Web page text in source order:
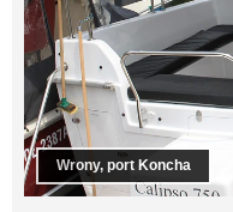
Wrony, port Koncha